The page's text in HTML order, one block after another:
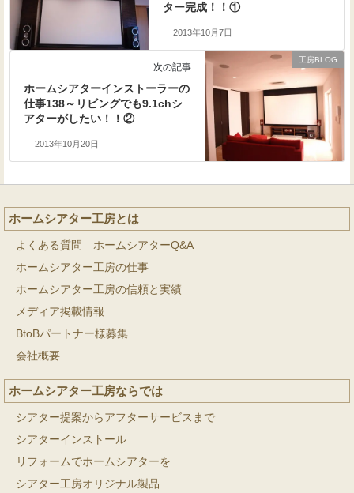
ター完成！！①
2013年10月7日
工房BLOG
次の記事
ホームシアターインストーラーの
仕事138～リビングでも9.1chシ
アターがしたい！！②
2013年10月20日
ホームシアター工房とは
よくある質問 ホームシアターQ&A
ホームシアター工房の仕事
ホームシアター工房の信頼と実績
メディア掲載情報
BtoBパートナー様募集
会社概要
ホームシアター工房ならでは
シアター提案からアフターサービスまで
シアターインストール
リフォームでホームシアターを
シアター工房オリジナル製品